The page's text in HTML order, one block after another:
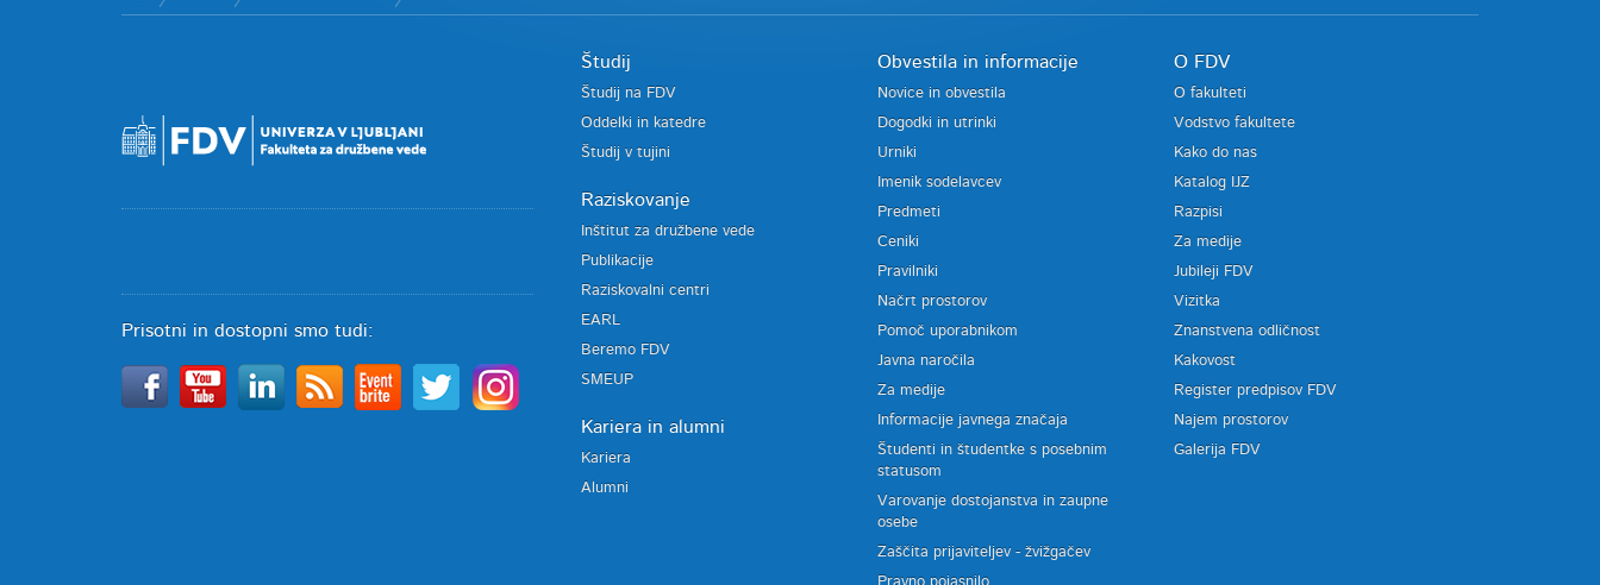
Prisotni in dostopni smo tudi:
Študij
Študij na FDV
Oddelki in katedre
Študij v tujini
Raziskovanje
Inštitut za družbene vede
Publikacije
Raziskovalni centri
EARL
Beremo FDV
SMEUP
Kariera in alumni
Kariera
Alumni
Obvestila in informacije
Novice in obvestila
Dogodki in utrinki
Urniki
Imenik sodelavcev
Predmeti
Ceniki
Pravilniki
Načrt prostorov
Pomoč uporabnikom
Javna naročila
Za medije
Informacije javnega značaja
Študenti in študentke s posebnim
statusom
Varovanje dostojanstva in zaupne
osebe
Zaščita prijaviteljev - žvižgačev
O FDV
O fakulteti
Vodstvo fakultete
Kako do nas
Katalog IJZ
Razpisi
Za medije
Jubileji FDV
Vizitka
Znanstvena odličnost
Kakovost
Register predpisov FDV
Najem prostorov
Galerija FDV